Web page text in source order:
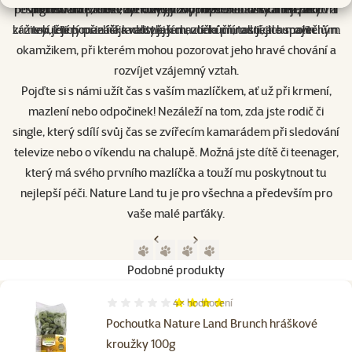
respektování přirozených výživových potřeb našich mazlíčků a
využití pouze nejkvalitnějších, zcela přírodních surovin.
povinnosti chovatele, ale udělat z krmení zábavný a interaktivní
zážitek, který přináší radost jak mazlíčkům, tak jejich majitelům.
mohou užít zábavu a který jim přinese radost. Chtějí, aby
krmení jejich mazlíčka nebylo jen rutinní činností, ale společným
okamžikem, při kterém mohou pozorovat jeho hravé chování a
rozvíjet vzájemný vztah.
Pojďte si s námi užít čas s vaším mazlíčkem, ať už při krmení,
mazlení nebo odpočinek! Nezáleží na tom, zda jste rodič či
single, který sdílí svůj čas se zvířecím kamarádem při sledování
televize nebo o víkendu na chalupě. Možná jste dítě či teenager,
který má svého prvního mazlíčka a touží mu poskytnout tu
nejlepší péči. Nature Land tu je pro všechna a především pro
vaše malé parťáky.
ingredience, které umožňují zodpovědnou a kvalitní péči.
Předchozí stranaNásledující strana
Podobné produkty
Pochoutka Nature Land Brunch hráškové
kroužky 100g
Hodnocení 80%, počet hodnocení: 4
4× hodnocení